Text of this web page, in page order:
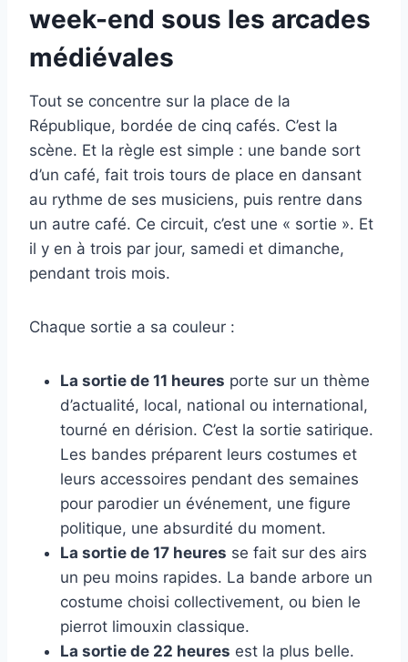
week-end sous les arcades
médiévales
Tout se concentre sur la place de la
République, bordée de cinq cafés. C’est la
scène. Et la règle est simple : une bande sort
d’un café, fait trois tours de place en dansant
au rythme de ses musiciens, puis rentre dans
un autre café. Ce circuit, c’est une « sortie ». Et
il y en à trois par jour, samedi et dimanche,
pendant trois mois.
Chaque sortie a sa couleur :
La sortie de 11 heures porte sur un thème
d’actualité, local, national ou international,
tourné en dérision. C’est la sortie satirique.
Les bandes préparent leurs costumes et
leurs accessoires pendant des semaines
pour parodier un événement, une figure
politique, une absurdité du moment.
La sortie de 17 heures se fait sur des airs
un peu moins rapides. La bande arbore un
costume choisi collectivement, ou bien le
pierrot limouxin classique.
La sortie de 22 heures est la plus belle.